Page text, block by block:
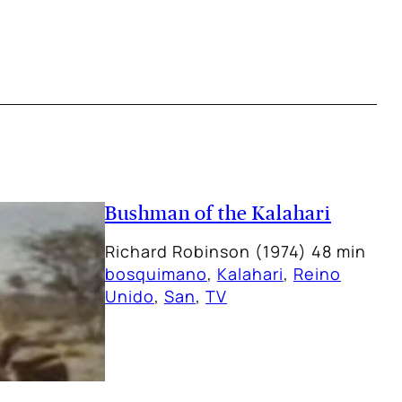
Bushman of the Kalahari
Richard Robinson (1974) 48 min
bosquimano, Kalahari, Reino
Unido, San, TV